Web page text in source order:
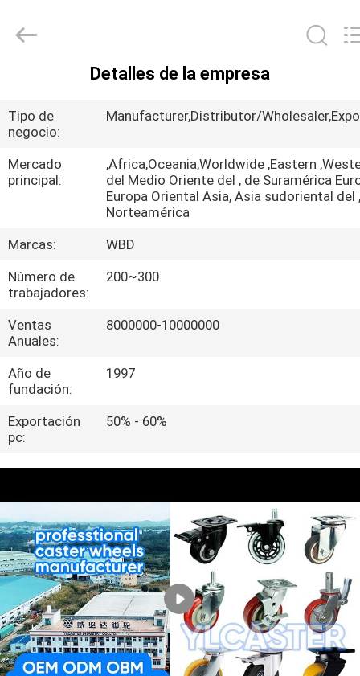
PRODUCTOS
VIDEOS
SOBRE
NOSOTROS
VIAJE
DE
LA
FÁBRICA
CONTROL
CALIDAD
ÉNTRENOS
EN
CONTACTO
CON
Metal
Detalles de la empresa
Tipo de
negocio:
Manufacturer,Distributor/
Mercado
principal:
,Africa,Oceania,Worldwide ,Eastern
del Medio Oriente del , de Suramérica
Europa Oriental Asia, Asia sudoriental del
Norteamérica
Marcas:
WBD
Número de
trabajadores:
200~300
Ventas
Anuales:
8000000-10000000
Año de
fundación:
1997
Exportación
pc:
50% - 60%